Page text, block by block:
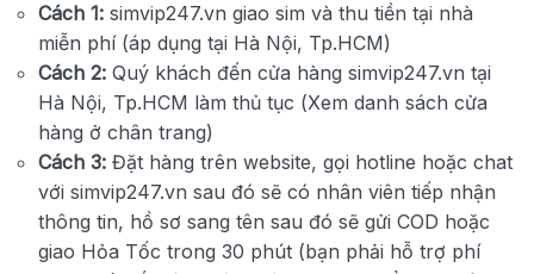
Cách 1: simvip247.vn giao sim và thu tiền tại nhà
miễn phí (áp dụng tại Hà Nội, Tp.HCM)
Cách 2: Quý khách đến cửa hàng simvip247.vn tại
Hà Nội, Tp.HCM làm thủ tục (Xem danh sách cửa
hàng ở chân trang)
Cách 3: Đặt hàng trên website, gọi hotline hoặc chat
với simvip247.vn sau đó sẽ có nhân viên tiếp nhận
thông tin, hồ sơ sang tên sau đó sẽ gửi COD hoặc
giao Hỏa Tốc trong 30 phút (bạn phải hỗ trợ phí